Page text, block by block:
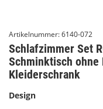
Artikelnummer:6140-072
Schlafzimmer Set
Schminktisch ohne
Kleiderschrank
Design